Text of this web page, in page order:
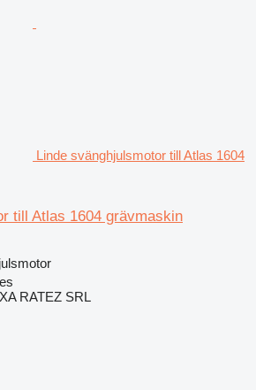
Linde svänghjulsmotor till Atlas 1604
till Atlas 1604 grävmaskin
RATEZ SRL